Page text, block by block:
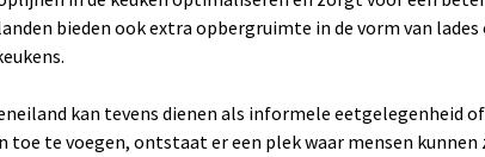
bieden ook extra opbergruimte in de vorm van
kan tevens dienen als informele eetgelegenheid
toe te voegen, ontstaat er een plek waar mensen